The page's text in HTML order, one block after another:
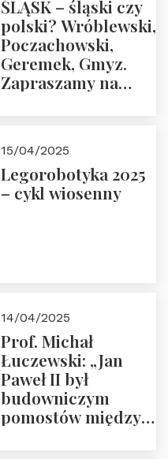
ŚLĄSK – śląski czy
polski? Wróblewski,
Poczachowski,
Geremek, Gmyz.
Zapraszamy na
Trójmorza.
15/04/2025
Legorobotyka 2025
– cykl wiosenny
14/04/2025
Prof. Michał
Łuczewski: „Jan
Paweł II był
budowniczym
pomostów między